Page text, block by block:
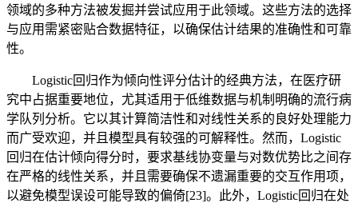
领域的多种方法被发掘并尝试应用于此领域。这些方法的选择
与应用需紧密贴合数据特征，以确保估计结果的准确性和可靠
性。
Logistic回归作为倾向性评分估计的经典方法，在医疗研
究中占据重要地位，尤其适用于低维数据与机制明确的流行病
学队列分析。它以其计算简洁性和对线性关系的良好处理能力
而广受欢迎，并且模型具有较强的可解释性。然而，Logistic
回归在估计倾向得分时，要求基线协变量与对数优势比之间存
在严格的线性关系，并且需要确保不遗漏重要的交互作用项，
以避免模型误设可能导致的偏倚[23]。此外，Logistic回归在处